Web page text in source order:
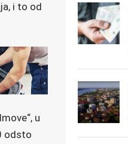
i to od
u
odsto